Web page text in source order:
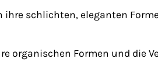
schlichten, eleganten
organischen Formen und die